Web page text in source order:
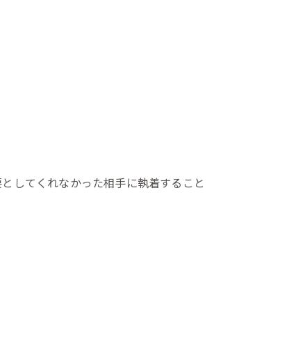
してくれなかった相手に執着すること